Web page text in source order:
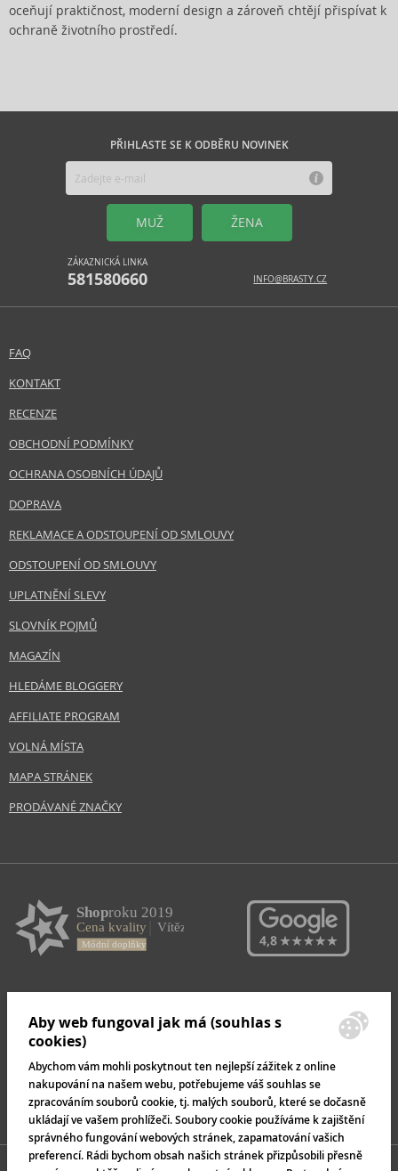
oceňují praktičnost, moderní design a zároveň chtějí přispívat k
ochraně životního prostředí.
PŘIHLASTE SE K ODBĚRU NOVINEK
MUŽ ŽENA
ZÁKAZNICKÁ LINKA
581580660 INFO@BRASTY.CZ
FAQ
KONTAKT
RECENZE
OBCHODNÍ PODMÍNKY
OCHRANA OSOBNÍCH ÚDAJŮ
DOPRAVA
REKLAMACE A ODSTOUPENÍ OD SMLOUVY
ODSTOUPENÍ OD SMLOUVY
UPLATNĚNÍ SLEVY
SLOVNÍK POJMŮ
MAGAZÍN
HLEDÁME BLOGGERY
AFFILIATE PROGRAM
VOLNÁ MÍSTA
MAPA STRÁNEK
PRODÁVANÉ ZNAČKY
Aby web fungoval jak má (souhlas s
cookies)
Abychom vám mohli poskytnout ten nejlepší zážitek z online
nakupování na našem webu, potřebujeme váš souhlas se
zpracováním souborů cookie, tj. malých souborů, které se dočasně
ukládají ve vašem prohlížeči. Soubory cookie používáme k zajištění
správného fungování webových stránek, zapamatování vašich
preferencí. Rádi bychom obsah našich stránek přizpůsobili přesně